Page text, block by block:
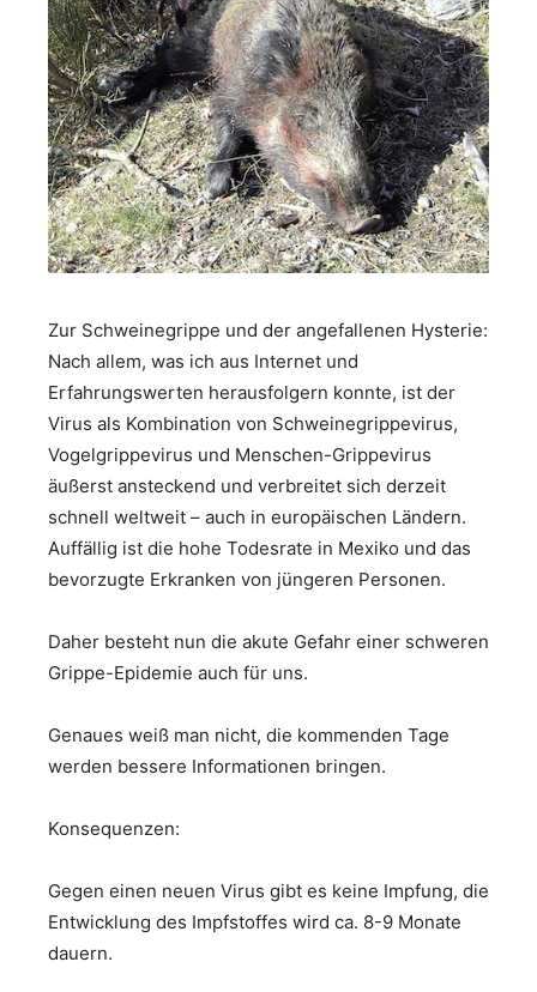
Zur Schweinegrippe und der angefallenen Hysterie:
Nach allem, was ich aus Internet und
Erfahrungswerten herausfolgern konnte, ist der
Virus als Kombination von Schweinegrippevirus,
Vogelgrippevirus und Menschen-Grippevirus
äußerst ansteckend und verbreitet sich derzeit
schnell weltweit – auch in europäischen Ländern.
Auffällig ist die hohe Todesrate in Mexiko und das
bevorzugte Erkranken von jüngeren Personen.
Daher besteht nun die akute Gefahr einer schweren
Grippe-Epidemie auch für uns.
Genaues weiß man nicht, die kommenden Tage
werden bessere Informationen bringen.
Konsequenzen:
Gegen einen neuen Virus gibt es keine Impfung, die
Entwicklung des Impfstoffes wird ca. 8-9 Monate
dauern.